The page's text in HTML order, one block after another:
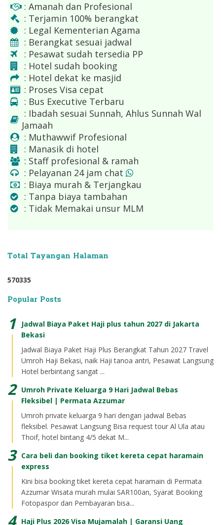
: Amanah dan Profesional
: Terjamin 100% berangkat
: Legal Kementerian Agama
: Berangkat sesuai jadwal
: Pesawat sudah tersedia PP
: Hotel sudah booking
: Hotel dekat ke masjid
: Proses Visa cepat
: Bus Executive Terbaru
: Ibadah sesuai Sunnah, Ahlus Sunnah Wal
Jamaah
: Muthawwif Profesional
: Manasik di hotel
: Staff profesional & ramah
: Pelayanan 24 jam chat
: Biaya murah & Terjangkau
: Tanpa biaya tambahan
: Tidak Memakai unsur MLM
Total Tayangan Halaman
570335
Popular Posts
Jadwal Biaya Paket Haji plus tahun 2027 di Jakarta
Bekasi
Jadwal Biaya Paket Haji Plus Berangkat Tahun 2027 Travel
Umroh Haji Bekasi, naik Haji tanoa antri, Pesawat Langsung
Hotel berbintang sangat ...
Umroh Private Keluarga 9 Hari Jadwal Bebas
Fleksibel | Permata Azzumar
Umroh private keluarga 9 hari dengan jadwal Bebas
fleksibel. Pesawat Langsung Bisa request tour Al Ula atau
Thoif, hotel bintang 4/5 dekat M...
Cara beli dan booking tiket kereta cepat haramain
express
Kini bisa booking tiket kereta cepat haramain di Permata
Azzumar Wisata murah mulai SAR100an, Syarat Booking
Fotopaspor dan Pembayaran bisa...
Haji Plus 2026 Visa Mujamalah | Garansi Uang